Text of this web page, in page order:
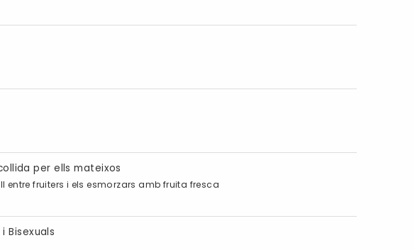
per ells mateixos
fruiters i els esmorzars amb fruita fresca
Bisexuals